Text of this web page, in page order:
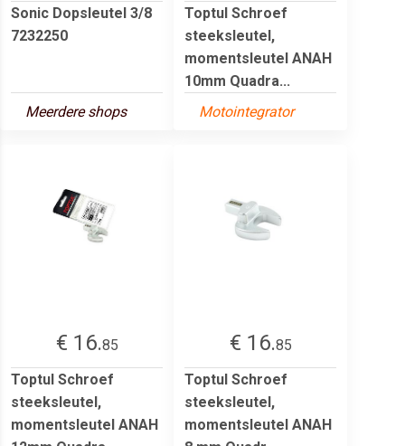
Sonic Dopsleutel 3/8
7232250
Meerdere shops
Toptul Schroef
steeksleutel,
momentsleutel ANAH
10mm Quadra...
Motointegrator
€ 16.85
Toptul Schroef
steeksleutel,
momentsleutel ANAH
€ 16.85
Toptul Schroef
steeksleutel,
momentsleutel ANAH